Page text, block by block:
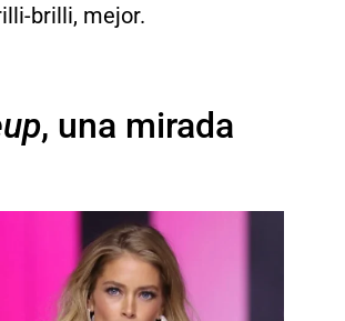
brilli, mejor.
, una mirada